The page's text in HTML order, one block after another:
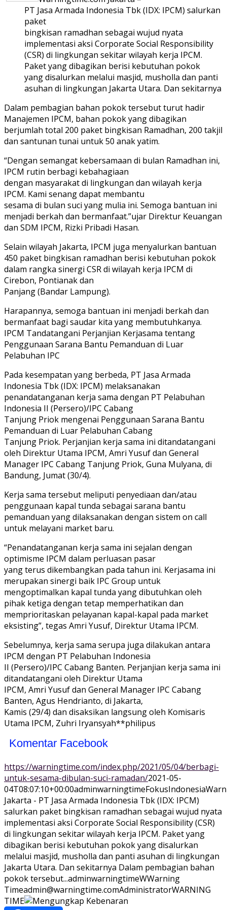
PT Jasa Armada Indonesia Tbk (IDX: IPCM) salurkan
paket
bingkisan ramadhan sebagai wujud nyata
implementasi aksi Corporate Social Responsibility
(CSR) di lingkungan sekitar wilayah kerja IPCM.
Paket yang dibagikan berisi kebutuhan pokok
yang disalurkan melalui masjid, musholla dan panti
asuhan di lingkungan Jakarta Utara. Dan sekitarnya
Dalam pembagian bahan pokok tersebut turut hadir
Manajemen IPCM, bahan pokok yang dibagikan
berjumlah total 200 paket bingkisan Ramadhan, 200 takjil
dan santunan tunai untuk 50 anak yatim.
“Dengan semangat kebersamaan di bulan Ramadhan ini,
IPCM rutin berbagi kebahagiaan
dengan masyarakat di lingkungan dan wilayah kerja
IPCM. Kami senang dapat membantu
sesama di bulan suci yang mulia ini. Semoga bantuan ini
menjadi berkah dan bermanfaat.”ujar Direktur Keuangan
dan SDM IPCM, Rizki Pribadi Hasan.
Selain wilayah Jakarta, IPCM juga menyalurkan bantuan
450 paket bingkisan ramadhan berisi kebutuhan pokok
dalam rangka sinergi CSR di wilayah kerja IPCM di
Cirebon, Pontianak dan
Panjang (Bandar Lampung).
Harapannya, semoga bantuan ini menjadi berkah dan
bermanfaat bagi saudar kita yang membutuhkanya.
IPCM Tandatangani Perjanjian Kerjasama tentang
Penggunaan Sarana Bantu Pemanduan di Luar
Pelabuhan IPC
Pada kesempatan yang berbeda, PT Jasa Armada
Indonesia Tbk (IDX: IPCM) melaksanakan
penandatanganan kerja sama dengan PT Pelabuhan
Indonesia II (Persero)/IPC Cabang
Tanjung Priok mengenai Penggunaan Sarana Bantu
Pemanduan di Luar Pelabuhan Cabang
Tanjung Priok. Perjanjian kerja sama ini ditandatangani
oleh Direktur Utama IPCM, Amri Yusuf dan General
Manager IPC Cabang Tanjung Priok, Guna Mulyana, di
Bandung, Jumat (30/4).
Kerja sama tersebut meliputi penyediaan dan/atau
penggunaan kapal tunda sebagai sarana bantu
pemanduan yang dilaksanakan dengan sistem on call
untuk melayani market baru.
“Penandatanganan kerja sama ini sejalan dengan
optimisme IPCM dalam perluasan pasar
yang terus dikembangkan pada tahun ini. Kerjasama ini
merupakan sinergi baik IPC Group untuk
mengoptimalkan kapal tunda yang dibutuhkan oleh
pihak ketiga dengan tetap memperhatikan dan
memprioritaskan pelayanan kapal-kapal pada market
eksisting”, tegas Amri Yusuf, Direktur Utama IPCM.
Sebelumnya, kerja sama serupa juga dilakukan antara
IPCM dengan PT Pelabuhan Indonesia
II (Persero)/IPC Cabang Banten. Perjanjian kerja sama ini
ditandatangani oleh Direktur Utama
IPCM, Amri Yusuf dan General Manager IPC Cabang
Banten, Agus Hendrianto, di Jakarta,
Kamis (29/4) dan disaksikan langsung oleh Komisaris
Utama IPCM, Zuhri Iryansyah**philipus
Komentar Facebook
https://warningtime.com/index.php/2021/05/04/berbagi-
untuk-sesama-dibulan-suci-ramadan/2021-05-
04T08:07:10+00:00adminwarningtimeFokusIndonesia
Jakarta - PT Jasa Armada Indonesia Tbk (IDX: IPCM)
salurkan paket bingkisan ramadhan sebagai wujud nyata
implementasi aksi Corporate Social Responsibility (CSR)
di lingkungan sekitar wilayah kerja IPCM. Paket yang
dibagikan berisi kebutuhan pokok yang disalurkan
melalui masjid, musholla dan panti asuhan di lingkungan
Jakarta Utara. Dan sekitarnya Dalam pembagian bahan
pokok tersebut...adminwarningtimeWWarning
Timeadmin@warningtime.comAdministratorWARNING
TIME